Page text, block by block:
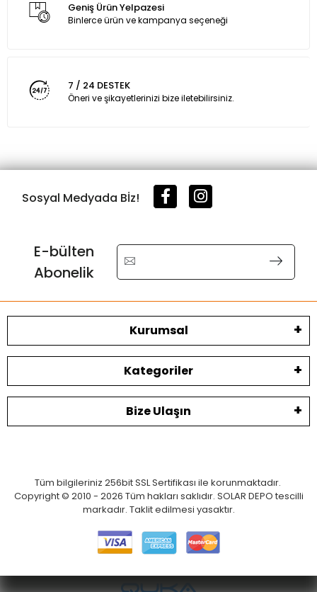
Geniş Ürün Yelpazesi
Binlerce ürün ve kampanya seçeneği
7 / 24 DESTEK
Öneri ve şikayetlerinizi bize iletebilirsiniz.
Sosyal Medyada Bİz!
E-bülten
Abonelik
Kurumsal
Kategoriler
Bize Ulaşın
Tüm bilgileriniz 256bit SSL Sertifikası ile korunmaktadır.
Copyright © 2010 - 2026 Tüm hakları saklıdır. SOLAR DEPO tescilli
markadır. Taklit edilmesi yasaktır.